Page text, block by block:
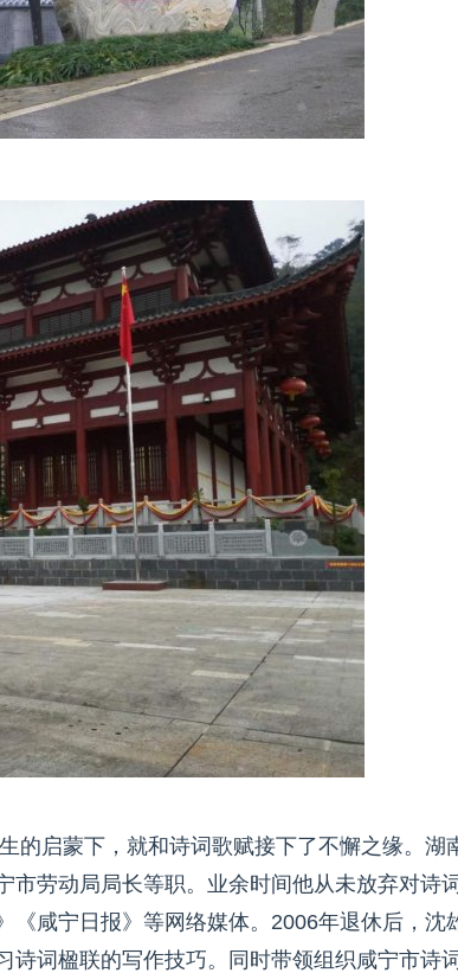
的启蒙下，就和诗词歌赋接下了不懈之缘。湖
劳动局局长等职。业余时间他从未放弃对诗词
《咸宁日报》等网络媒体。2006年退休后，沈
诗词楹联的写作技巧。同时带领组织咸宁市诗词